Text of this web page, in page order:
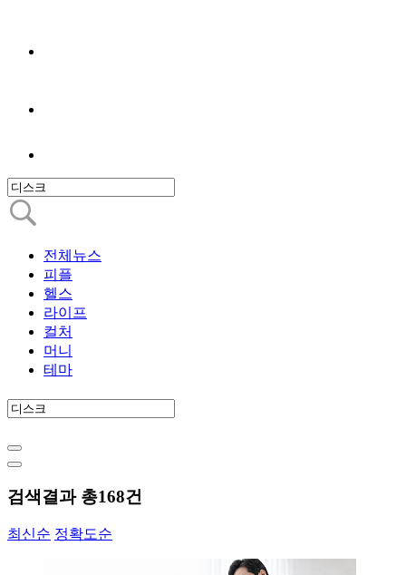
전체뉴스
피플
헬스
라이프
컬처
머니
테마
검색결과 총168건
최신순 정확도순